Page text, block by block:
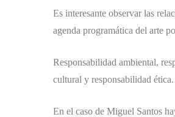
Es interesante observar las
agenda programática del arte
Responsabilidad ambiental,
cultural y responsabilidad ética.
En el caso de Miguel Santos